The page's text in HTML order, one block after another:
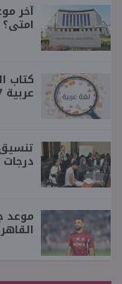
امتى؟
كتاب
عربية 2027
درجات
موعد